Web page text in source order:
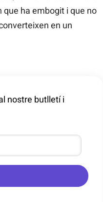
ha embogit i que no
en un
nostre butlletí i